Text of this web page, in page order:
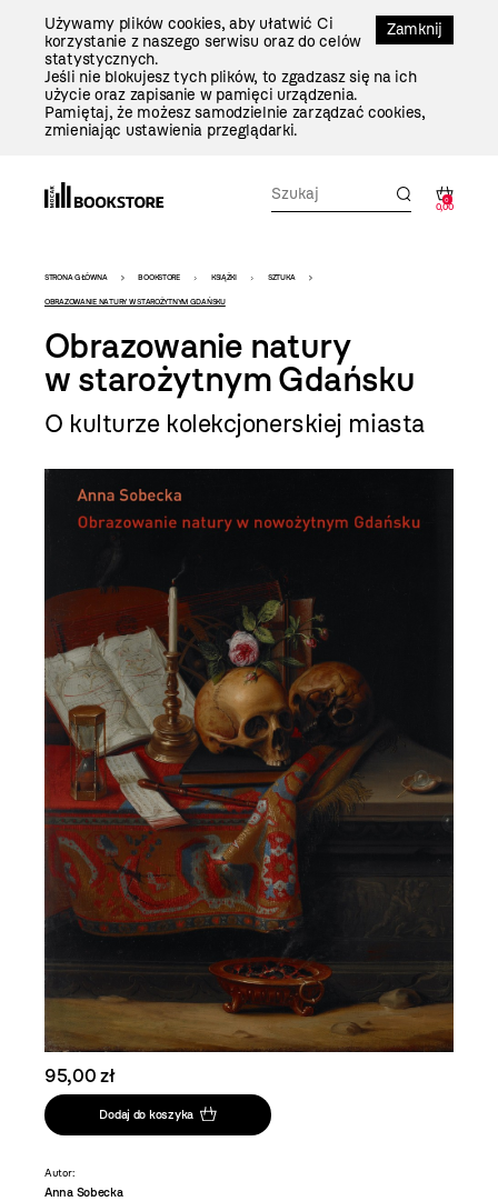
Zamknij
Używamy plików cookies, aby ułatwić Ci
korzystanie z naszego serwisu oraz do celów
statystycznych.
Jeśli nie blokujesz tych plików, to zgadzasz się na ich
użycie oraz zapisanie w pamięci urządzenia.
Pamiętaj, że możesz samodzielnie zarządzać cookies,
zmieniając ustawienia przeglądarki.
0
0,00
Bookstore
-
szablon
szczegóły
STRONA GŁÓWNA BOOKSTORE KSIĄŻKI SZTUKA
OBRAZOWANIE NATURY W STAROŻYTNYM GDAŃSKU
Obrazowanie natury
w starożytnym Gdańsku
O kulturze kolekcjonerskiej miasta
95,00 zł
Dodaj do koszyka
Autor:
Anna Sobecka